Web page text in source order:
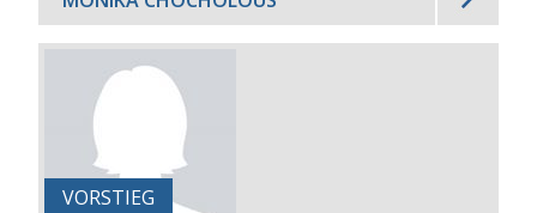
VORSTIEG